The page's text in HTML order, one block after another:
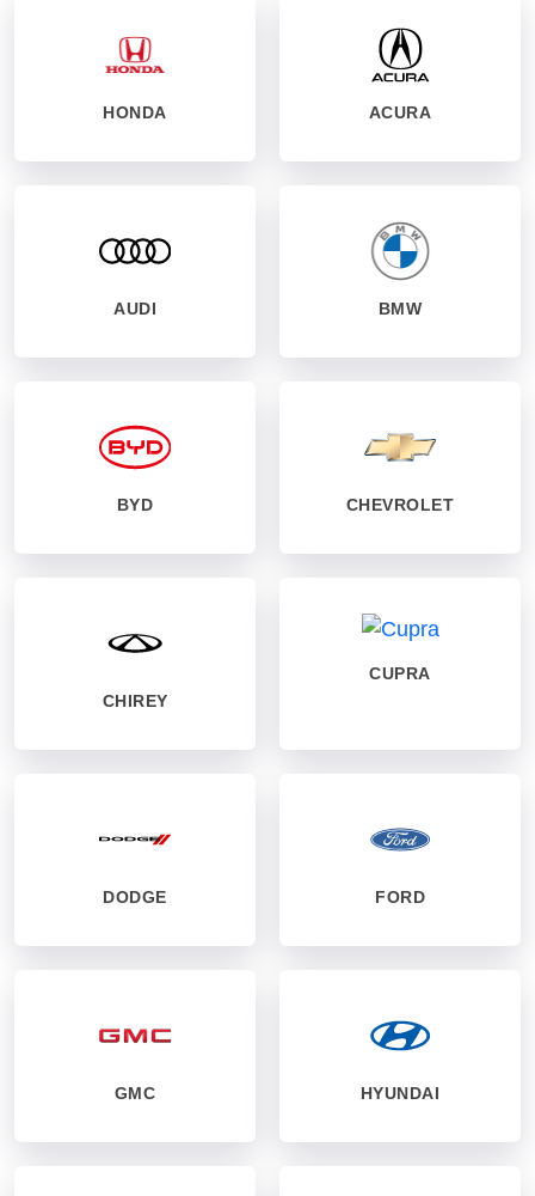
HONDA ACURA
AUDI BMW
BYD CHEVROLET
CHIREY
CUPRA
DODGE FORD
GMC HYUNDAI